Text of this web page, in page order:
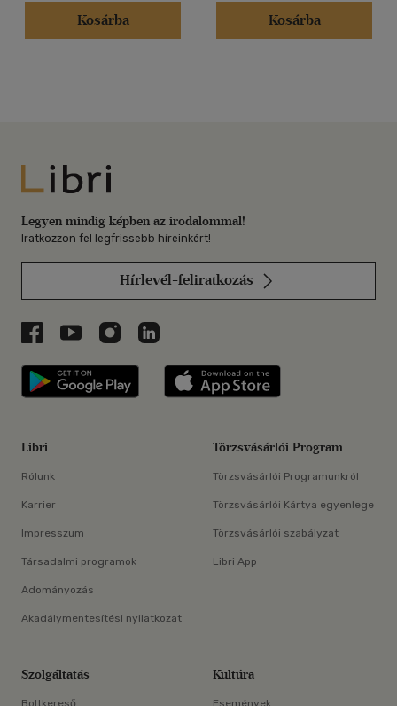
Kosárba
Kosárba
Libri
Legyen mindig képben az irodalommal!
Iratkozzon fel legfrissebb híreinkért!
Hírlevél-feliratkozás
Libri a Facebookon
Libri a Youtube-on
Libri az Instagramon
Libri a LinkedInen
Libri applikáció Szerezd meg: Google
Libri
Rólunk
Karrier
Impresszum
Társadalmi programok
Adományozás
Akadálymentesítési nyilatkozat
Törzsvásárlói Program
Törzsvásárlói Programunkról
Törzsvásárlói Kártya egyenlege
Törzsvásárlói szabályzat
Libri App
Szolgáltatás
Boltkereső
Kultúra
Események